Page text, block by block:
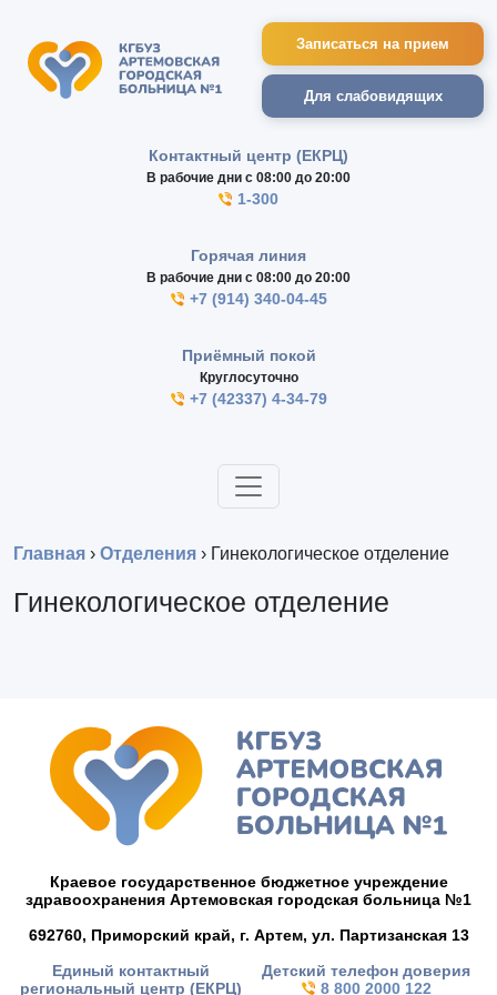
Записаться на прием
Для слабовидящих
Контактный центр (ЕКРЦ)
В рабочие дни с 08:00 до 20:00
1-300
Горячая линия
В рабочие дни с 08:00 до 20:00
+7 (914) 340-04-45
Приёмный покой
Круглосуточно
+7 (42337) 4-34-79
Главная › Отделения › Гинекологическое отделение
Гинекологическое отделение
Краевое государственное бюджетное учреждение
здравоохранения Артемовская городская больница №1
692760, Приморский край, г. Артем, ул. Партизанская 13
Единый контактный
региональный центр (ЕКРЦ)
Детский телефон доверия
8 800 2000 122